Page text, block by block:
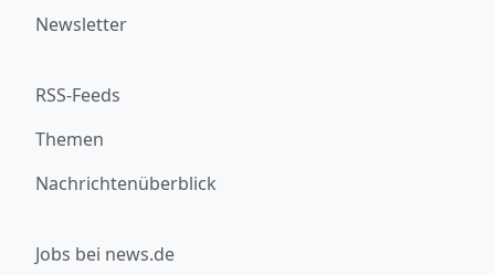
Newsletter
RSS-Feeds
Themen
Nachrichtenüberblick
Jobs bei news.de